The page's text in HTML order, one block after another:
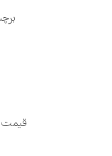
قیمت هر